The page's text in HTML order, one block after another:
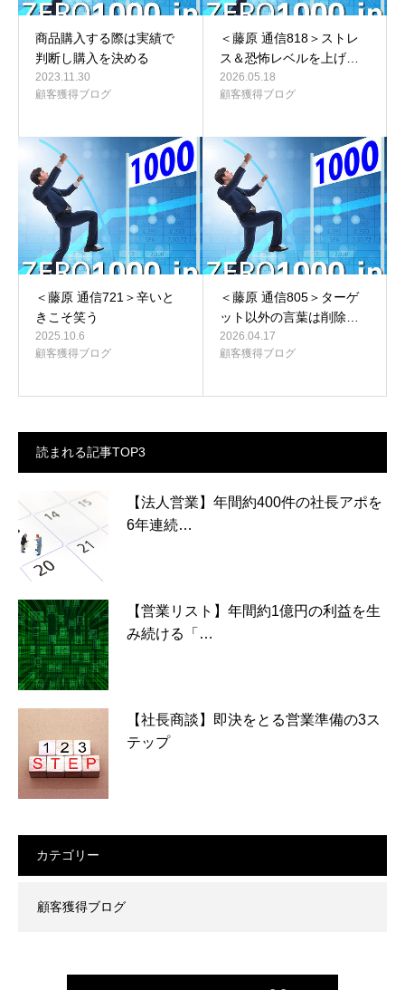
商品購入する際は実績で
判断し購入を決める
2023.11.30
顧客獲得ブログ
＜藤原 通信818＞ストレ
ス＆恐怖レベルを上げ…
2026.05.18
顧客獲得ブログ
＜藤原 通信721＞辛いと
きこそ笑う
2025.10.6
顧客獲得ブログ
＜藤原 通信805＞ターゲ
ット以外の言葉は削除…
2026.04.17
顧客獲得ブログ
読まれる記事TOP3
【法人営業】年間約400件の社長アポを
6年連続…
【営業リスト】年間約1億円の利益を生
み続ける「…
【社長商談】即決をとる営業準備の3ス
テップ
カテゴリー
顧客獲得ブログ